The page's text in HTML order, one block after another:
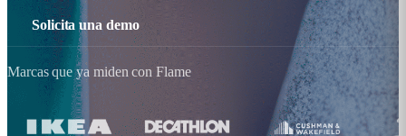
Solicita una demo
Marcas que ya miden con Flame